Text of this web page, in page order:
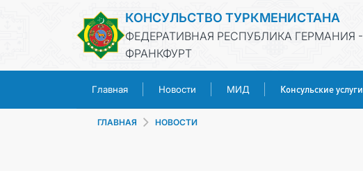
КОНСУЛЬСТВО ТУРКМЕНИСТАНА
ФЕДЕРАТИВНАЯ РЕСПУБЛИКА ГЕРМАНИЯ -
ФРАНКФУРТ
Главная Новости МИД Консульские услуги
ГЛАВНАЯ НОВОСТИ